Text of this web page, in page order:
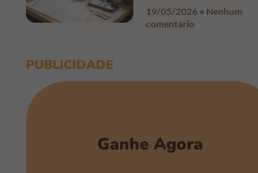
19/05/2026
Nenhum
comentário
PUBLICIDADE
Ganhe Agora